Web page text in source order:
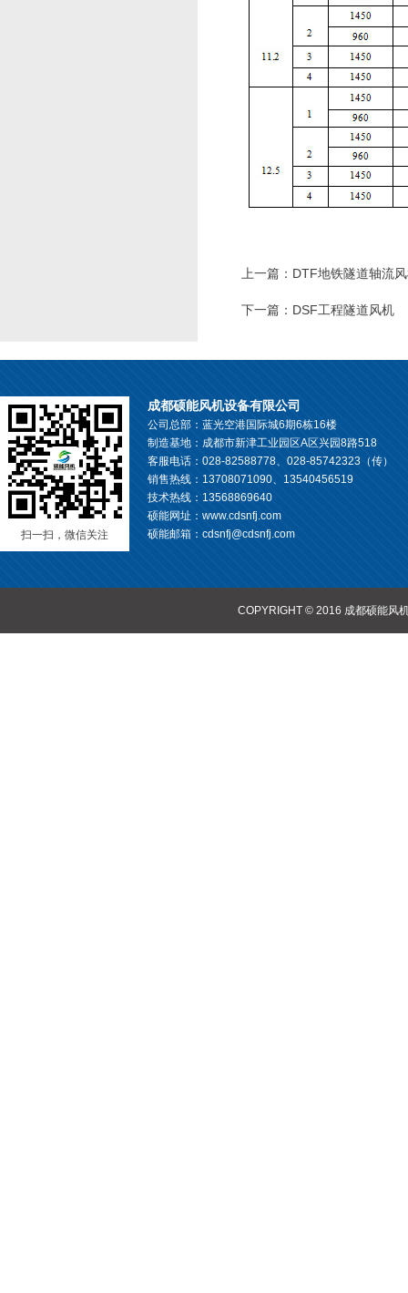
上一篇： DTF地铁隧道轴流
下一篇： DSF工程隧道风机
扫一扫，微信关注
成都硕能风机设备有限公司
公司总部：蓝光空港国际城6期6栋16楼
制造基地：成都市新津工业园区A区兴园8路518
客服电话：028-82588778、028-85742323（传）
销售热线：13708071090、13540456519
技术热线：13568869640
硕能网址：www.cdsnfj.com
硕能邮箱：cdsnfj@cdsnfj.com
COPYRIGHT © 2016 成都硕能风